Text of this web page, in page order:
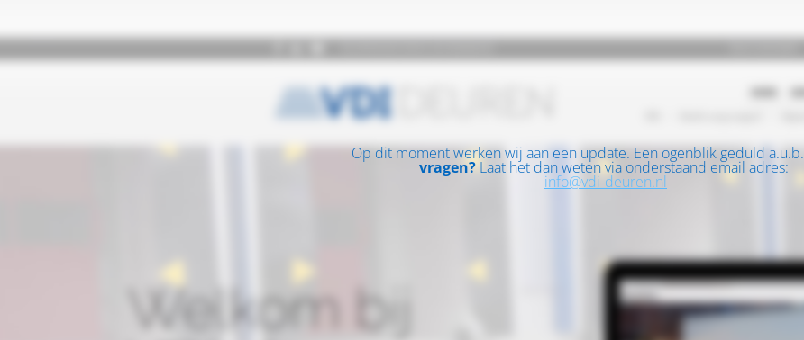
Op dit moment werken wij aan een update. Een ogenblik geduld a.u.b.
vragen? Laat het dan weten via onderstaand email adres:
info@vdi-deuren.nl